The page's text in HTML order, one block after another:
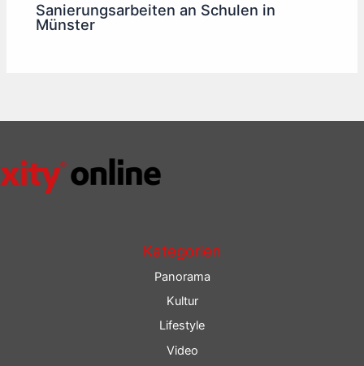
Sanierungsarbeiten an Schulen in
Münster
Kategorien
Panorama
Kultur
Lifestyle
Video